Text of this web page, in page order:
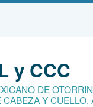
y CCC
DE
Y CUELLO,